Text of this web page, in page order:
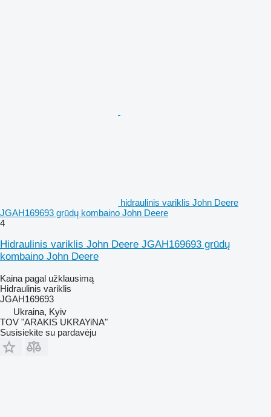
hidraulinis variklis John Deere
JGAH169693 grūdų kombaino John Deere
4
Hidraulinis variklis John Deere JGAH169693 grūdų
kombaino John Deere
Kaina pagal užklausimą
Hidraulinis variklis
JGAH169693
Ukraina, Kyiv
TOV "ARAKIS UKRAYiNA"
Susisiekite su pardavėju